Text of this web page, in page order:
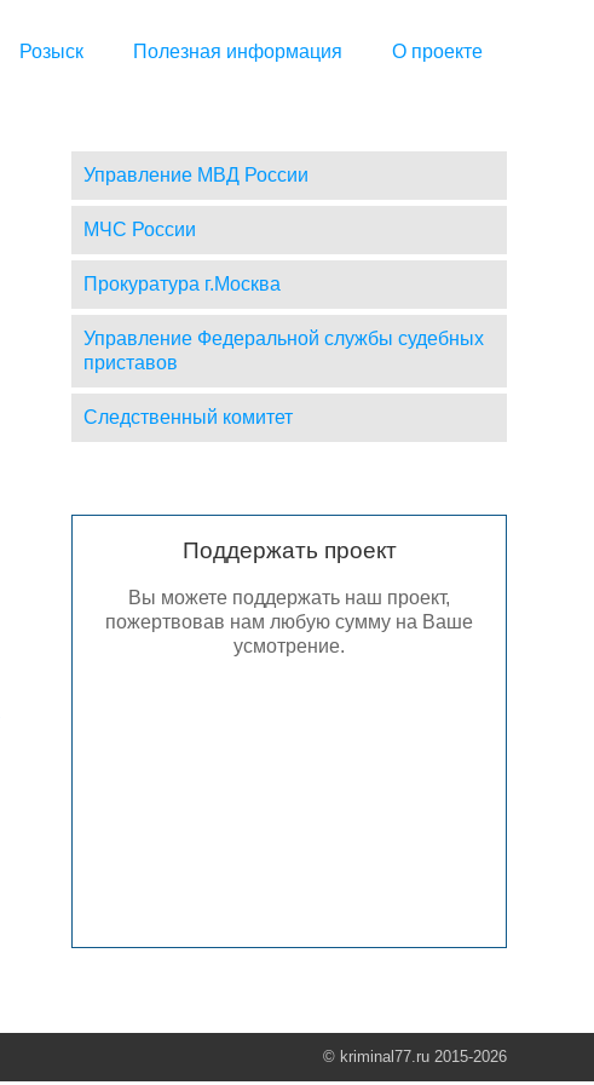
Розыск Полезная информация О проекте
Управление МВД России
МЧС России
Прокуратура г.Москва
Управление Федеральной службы судебных
приставов
Следственный комитет
Поддержать проект
Вы можете поддержать наш проект,
пожертвовав нам любую сумму на Ваше
усмотрение.
© kriminal77.ru 2015-2026